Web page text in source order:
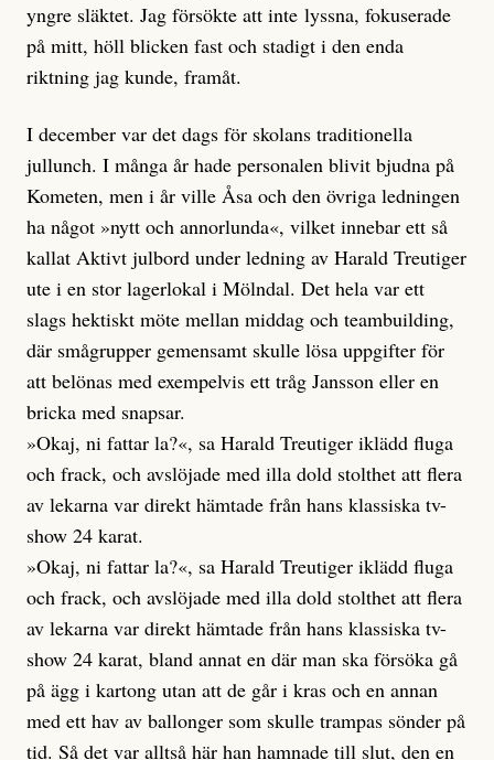
yngre släktet. Jag försökte att inte lyssna, fokuserade
på mitt, höll blicken fast och stadigt i den enda
riktning jag kunde, framåt.
I december var det dags för skolans traditionella
jullunch. I många år hade personalen blivit bjudna på
Kometen, men i år ville Åsa och den övriga ledningen
ha något »nytt och annorlunda«, vilket innebar ett så
kallat Aktivt julbord under ledning av Harald Treutiger
ute i en stor lagerlokal i Mölndal. Det hela var ett
slags hektiskt möte mellan middag och teambuilding,
där smågrupper gemensamt skulle lösa uppgifter för
att belönas med exempelvis ett tråg Jansson eller en
bricka med snapsar.
»Okaj, ni fattar la?«, sa Harald Treutiger iklädd fluga
och frack, och avslöjade med illa dold stolthet att flera
av lekarna var direkt hämtade från hans klassiska tv-
show 24 karat.
»Okaj, ni fattar la?«, sa Harald Treutiger iklädd fluga
och frack, och avslöjade med illa dold stolthet att flera
av lekarna var direkt hämtade från hans klassiska tv-
show 24 karat, bland annat en där man ska försöka gå
på ägg i kartong utan att de går i kras och en annan
med ett hav av ballonger som skulle trampas sönder på
tid. Så det var alltså här han hamnade till slut, den en